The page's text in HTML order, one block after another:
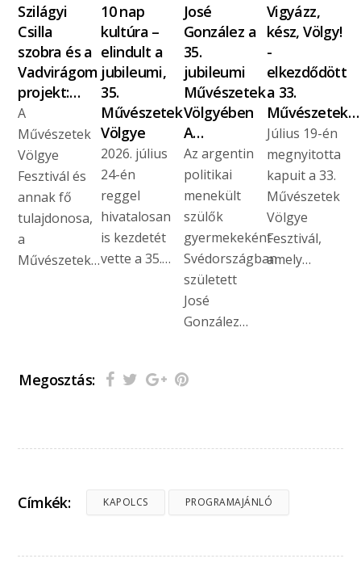
Szilágyi
Csilla
szobra és a
Vadvirágom
projekt:…
A
Művészetek
Völgye
Fesztivál és
annak fő
tulajdonosa,
a
Művészetek…
10 nap
kultúra –
elindult a
jubileumi,
35.
Művészetek
Völgye
2026. július
24-én
reggel
hivatalosan
is kezdetét
vette a 35.…
José
González a
35.
jubileumi
Művészetek
Völgyében
A…
Az argentin
politikai
menekült
szülők
gyermekeként
Svédországban
született
José
González…
Vigyázz,
kész, Völgy!
-
elkezdődött
a 33.
Művészetek…
Július 19-én
megnyitotta
kapuit a 33.
Művészetek
Völgye
Fesztivál,
amely…
Megosztás:
Címkék: KAPOLCS PROGRAMAJÁNLÓ